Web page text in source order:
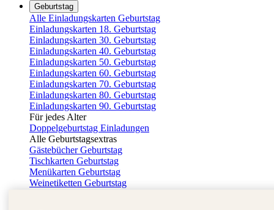
Geburtstag
Alle Einladungskarten Geburtstag
Einladungskarten 18. Geburtstag
Einladungskarten 30. Geburtstag
Einladungskarten 40. Geburtstag
Einladungskarten 50. Geburtstag
Einladungskarten 60. Geburtstag
Einladungskarten 70. Geburtstag
Einladungskarten 80. Geburtstag
Einladungskarten 90. Geburtstag
Für jedes Alter
Doppelgeburtstag Einladungen
Alle Geburtstagsextras
Gästebücher Geburtstag
Tischkarten Geburtstag
Menükarten Geburtstag
Weinetiketten Geburtstag